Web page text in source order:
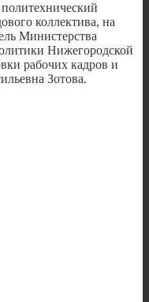
коллектива, на
Министерства
Нижегородской
рабочих кадров и
Зотова.